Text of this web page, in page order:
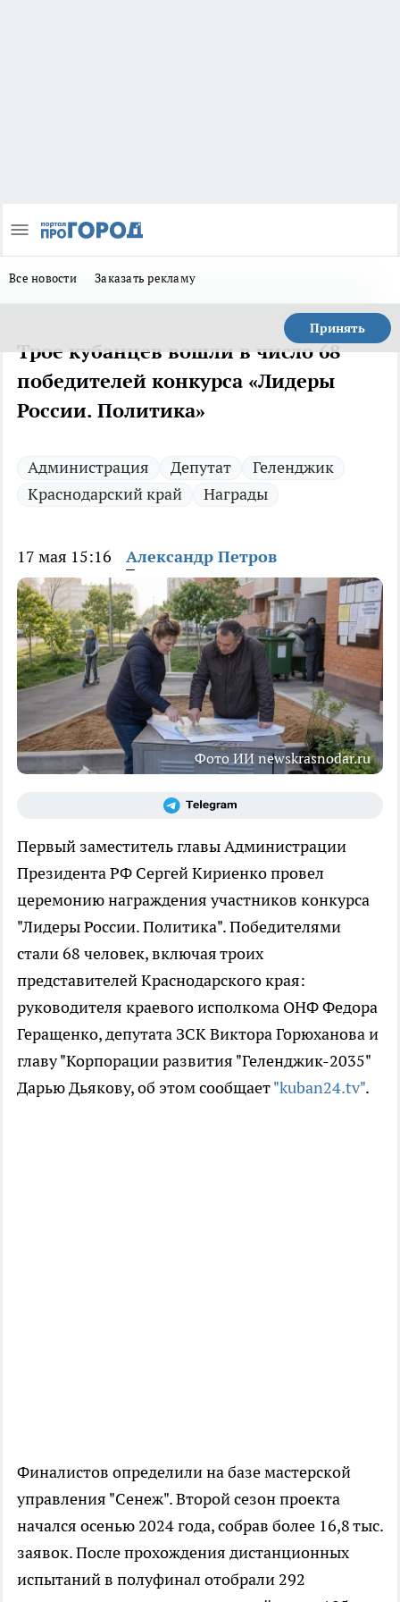
Все новости Заказать рекламу
Принять
Трое кубанцев вошли в число 68
победителей конкурса «Лидеры
России. Политика»
Администрация Депутат
Геленджик
Краснодарский край
Награды
17 мая 15:16 Александр Петров
Фото ИИ newskrasnodar.ru
Первый заместитель главы Администрации
Президента РФ Сергей Кириенко провел
церемонию награждения участников конкурса
"Лидеры России. Политика". Победителями
стали 68 человек, включая троих
представителей Краснодарского края:
руководителя краевого исполкома ОНФ Федора
Геращенко, депутата ЗСК Виктора Горюханова и
главу "Корпорации развития "Геленджик-2035"
Дарью Дьякову, об этом сообщает"kuban24.tv".
Финалистов определили на базе мастерской
управления "Сенеж". Второй сезон проекта
начался осенью 2024 года, собрав более 16,8 тыс.
заявок. После прохождения дистанционных
испытаний в полуфинал отобрали 292